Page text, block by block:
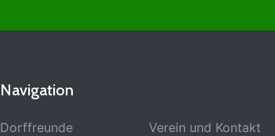
Navigation
Dorffreunde
Verein und Kontakt